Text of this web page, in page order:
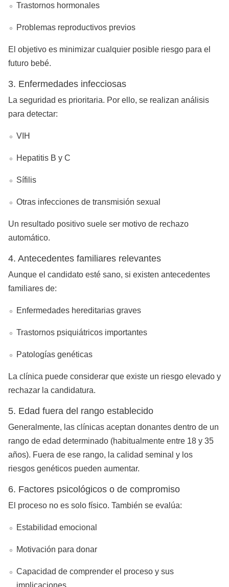
Trastornos hormonales
Problemas reproductivos previos
El objetivo es minimizar cualquier posible riesgo para el
futuro bebé.
3. Enfermedades infecciosas
La seguridad es prioritaria. Por ello, se realizan análisis
para detectar:
VIH
Hepatitis B y C
Sífilis
Otras infecciones de transmisión sexual
Un resultado positivo suele ser motivo de rechazo
automático.
4. Antecedentes familiares relevantes
Aunque el candidato esté sano, si existen antecedentes
familiares de:
Enfermedades hereditarias graves
Trastornos psiquiátricos importantes
Patologías genéticas
La clínica puede considerar que existe un riesgo elevado y
rechazar la candidatura.
5. Edad fuera del rango establecido
Generalmente, las clínicas aceptan donantes dentro de un
rango de edad determinado (habitualmente entre 18 y 35
años). Fuera de ese rango, la calidad seminal y los
riesgos genéticos pueden aumentar.
6. Factores psicológicos o de compromiso
El proceso no es solo físico. También se evalúa:
Estabilidad emocional
Motivación para donar
Capacidad de comprender el proceso y sus
implicaciones